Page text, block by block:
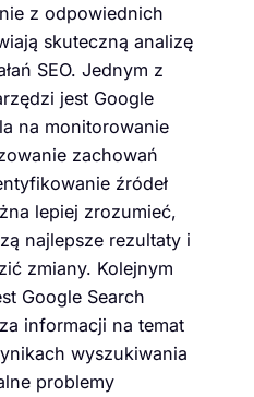
z odpowiednich
skuteczną analizę
SEO. Jednym z
jest Google
na monitorowanie
zachowań
źródeł
lepiej zrozumieć,
najlepsze rezultaty i
zmiany. Kolejnym
Google Search
informacji na temat
wyszukiwania
problemy